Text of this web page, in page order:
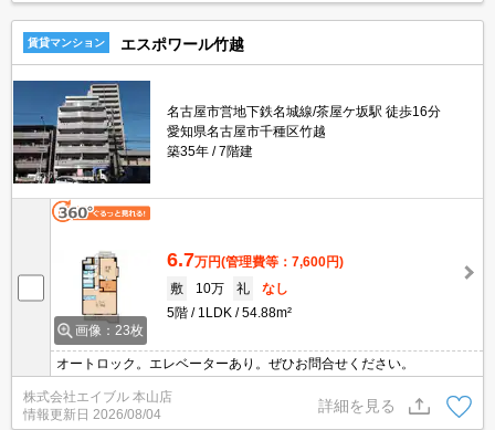
賃貸マンション エスポワール竹越
名古屋市営地下鉄名城線/茶屋ケ坂駅 徒歩16分
愛知県名古屋市千種区竹越
築35年
7階建
画像：23枚
6.7万円(管理費等：7,600円)
敷
10万 礼
なし
5階
1LDK 54.88m²
オートロック。エレベーターあり。ぜひお問合せください。
株式会社エイブル 本山店
情報更新日 2026/08/04
詳細を見る